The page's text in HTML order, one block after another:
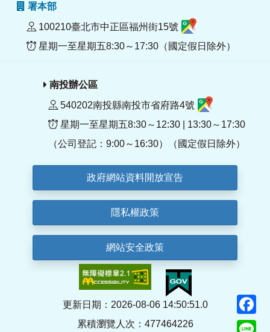
署本部
100210臺北市中正區福州街15號
星期一至星期五8:30～17:30（國定假日除外）
南投辦公區
540202南投縣南投市省府路4號
星期一至星期五8:30～12:30 | 13:30～17:30
（公司登記：9:00～16:30）（國定假日除外）
政府網站資料開放宣告
隱私權政策
網站安全政策
更新日期：2026-08-06 14:50:51.0
累積瀏覽人次：477464226